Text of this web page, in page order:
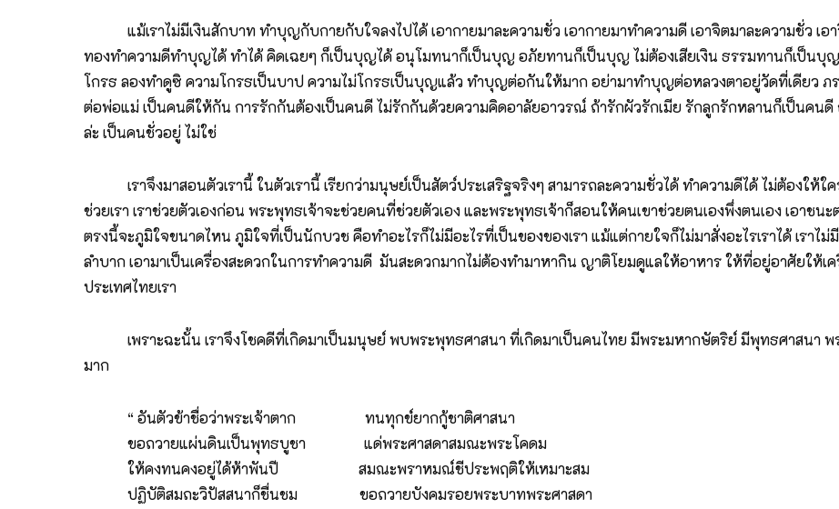
แม้เราไม่มีเงินสักบาท ทำบุญกับกายกับใจลงไปได้ เอากายมาละความชั่ว เอากายมาทำความดี เอาจิตมาละความชั่ว เอา
ทองทำความดีทำบุญได้ ทำได้ คิดเฉยๆ ก็เป็นบุญได้ อนุโมทนาก็เป็นบุญ อภัยทานก็เป็นบุญ ไม่ต้องเสียเงิน ธรรมทานก็เป็นบุญ
โกรธ ลองทำดูซิ ความโกรธเป็นบาป ความไม่โกรธเป็นบุญแล้ว ทำบุญต่อกันให้มาก อย่ามาทำบุญต่อหลวงตาอยู่วัดที่เดีย
ต่อพ่อแม่ เป็นคนดีให้กัน การรักกันต้องเป็นคนดี ไม่รักกันด้วยความคิดอาลัยอาวรณ์ ถ้ารักผัวรักเมีย รักลูกรักหลานก็เป็นคนดี
ล่ะ เป็นคนชั่วอยู่ ไม่ใช่
เราจึงมาสอนตัวเรานี้ ในตัวเรานี้ เรียกว่ามนุษย์เป็นสัตว์ประเสริฐจริงๆ สามารถละความชั่วได้ ทำความดีได้ ไม่ต้องให้ใ
ช่วยเรา เราช่วยตัวเองก่อน พระพุทธเจ้าจะช่วยคนที่ช่วยตัวเอง และพระพุทธเจ้าก็สอนให้คนเขาช่วยตนเองพึ่งตนเอง เอาชน
ตรงนี้จะภูมิใจขนาดไหน ภูมิใจที่เป็นนักบวช คือทำอะไรก็ไม่มีอะไรที่เป็นของของเรา แม้แต่กายใจก็ไม่มาสั่งอะไรเราได้ เราไ
ลำบาก เอามาเป็นเครื่องสะดวกในการทำความดี มันสะดวกมากไม่ต้องทำมาหากิน ญาติโยมดูแลให้อาหาร ให้ที่อยู่อาศัยให้เ
ประเทศไทยเรา
เพราะฉะนั้น เราจึงโชคดีที่เกิดมาเป็นมนุษย์ พบพระพุทธศาสนา ที่เกิดมาเป็นคนไทย มีพระมหากษัตริย์ มีพุทธศาสนา พร
มาก
“ อันตัวข้าชื่อว่าพระเจ้าตาก ทนทุกข์ยากกู้ชาติศาสนา
ขอถวายแผ่นดินเป็นพุทธบูชา แด่พระศาสดาสมณะพระโคดม
ให้คงทนคงอยู่ได้ห้าพันปี สมณะพราหมณ์ชีประพฤติให้เหมาะสม
ปฏิบัติสมถะวิปัสสนาก็ชื่นชม ขอถวายบังคมรอยพระบาทพระศาสดา